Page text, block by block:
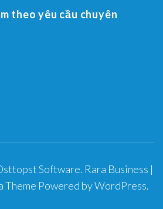
theo yêu cầu chuyên
Software. Rara Business |
Theme Powered byWordPress.